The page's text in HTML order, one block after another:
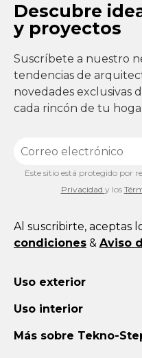
Descubre
y proyectos
Suscríbete a nuestro
tendencias de
novedades exclusivas
cada rincón de tu
Este sitio está protegido por
Privacidad y los
Al suscribirte, aceptas
condiciones & Aviso
Uso exterior
Uso interior
Más sobre Tekno-